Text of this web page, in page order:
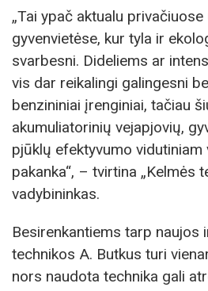
„Tai ypač aktualu
gyvenvietėse, kur tyla ir
svarbesni. Dideliems ar
vis dar reikalingi galingesni
benzininiai įrenginiai, tačiau
akumuliatorinių vejapjovių,
pjūklų efektyvumo
pakanka“, – tvirtina „Kelmės
vadybininkas.
Besirenkantiems tarp naujos
technikos A. Butkus turi
nors naudota technika gali